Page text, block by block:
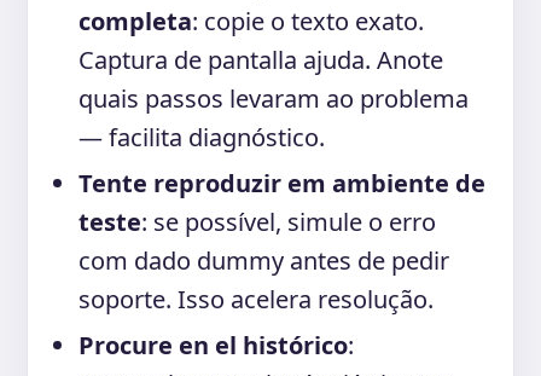
completa: copie o texto exato.
Captura de pantalla ajuda. Anote
quais passos levaram ao problema
— facilita diagnóstico.
Tente reproduzir em ambiente de
teste: se possível, simule o erro
com dado dummy antes de pedir
soporte. Isso acelera resolução.
Procure en el histórico: